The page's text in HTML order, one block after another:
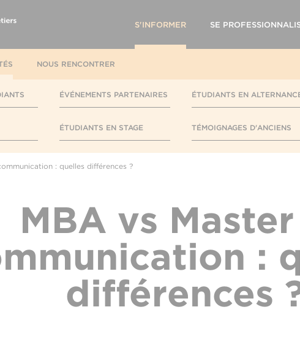
S'INFORMER SE
NOUS RENCONTRER
ÉVÉNEMENTS PARTENAIRES
ÉTUDIANTS EN STAGE
ÉTUDIANTS EN
TÉMOIGNAGES D'ANCIENS
: quelles différences ?
MBA vs
:
différences